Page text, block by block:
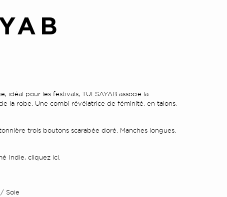
idéal pour les festivals, TULSAYAB associe la
la robe. Une combi révélatrice de féminité, en talons,
trois boutons scarabée doré. Manches longues.
Indie, cliquez ici.
Soie